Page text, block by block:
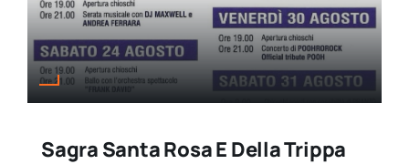
Sagra Santa Rosa E Della Trippa